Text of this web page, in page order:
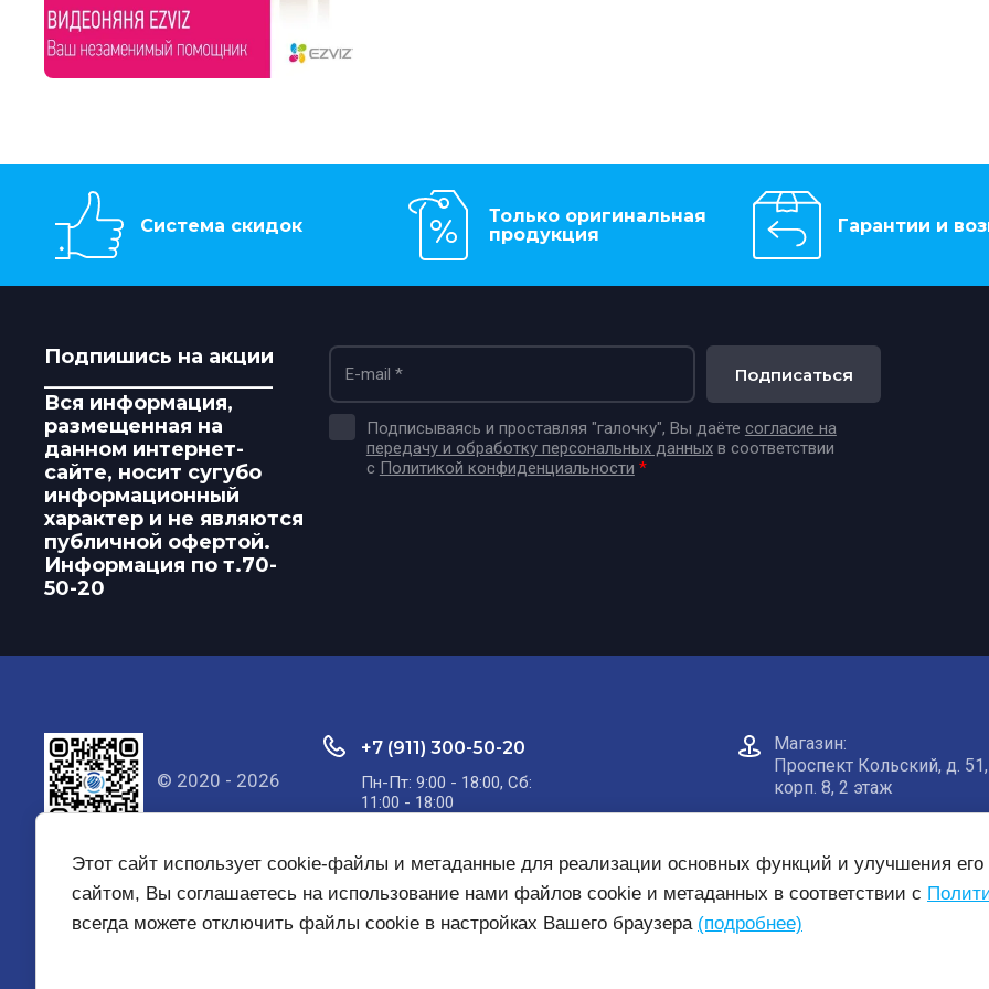
Система скидок
Только оригинальная
продукция
Гарантии и
Подпишись на акции
Вся информация,
размещенная на
данном интернет-
сайте, носит сугубо
информационный
характер и не являются
публичной офертой.
Информация по т.70-
50-20
Подписываясь и проставляя "галочку", Вы даёте согласие на
передачу и обработку персональных данныхв соответствии
с Политикой конфиденциальности *
Подписаться
© 2020 - 2026
+7 (911) 300-50-20
Пн-Пт: 9:00 - 18:00, Сб:
11:00 - 18:00
Магазин:​
Проспект Кольский, д. 51,
корп. 8, 2 этаж
Этот сайт использует cookie-файлы и метаданные для реализации основных функций и улучшения
сайтом, Вы соглашаетесь на использование нами файлов cookie и метаданных в соответствии с
всегда можете отключить файлы cookie в настройках Вашего браузера (подробнее)